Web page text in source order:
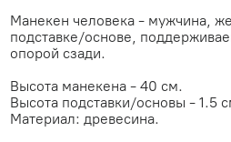
Манекен человека - мужчина,
подставке/основе,
опорой сзади.
Высота манекена - 40 см.
Высота подставки/основы - 1.5
Материал: древесина.